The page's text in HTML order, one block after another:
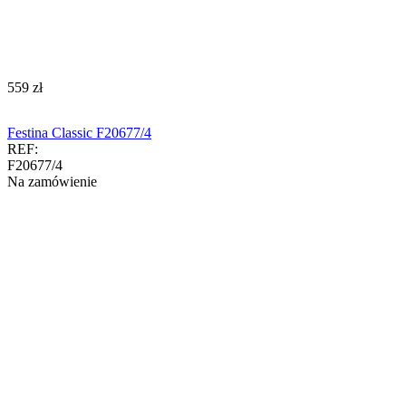
‍559‍ zł
Festina Classic F20677/4
REF:
F20677/4
Na zamówienie